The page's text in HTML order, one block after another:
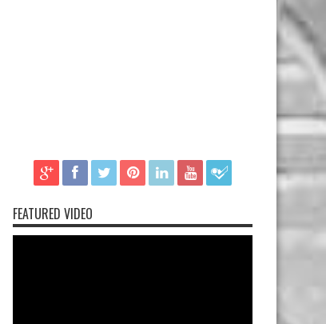
FEATURED VIDEO